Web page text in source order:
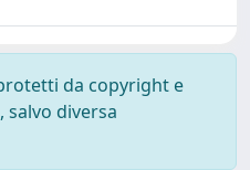
da copyright e
diversa